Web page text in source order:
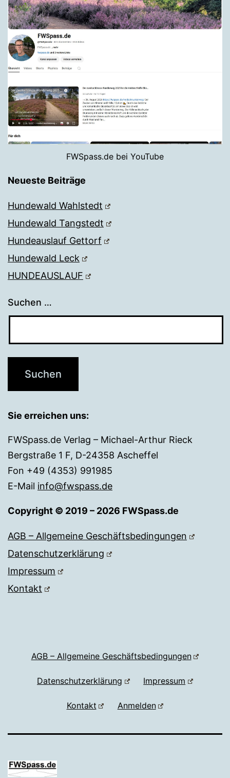
FWSpass.de bei YouTube
Neueste Beiträge
Hundewald Wahlstedt
Hundewald Tangstedt
Hundeauslauf Gettorf
Hundewald Leck
HUNDEAUSLAUF
Suchen …
Sie erreichen uns:
FWSpass.de Verlag – Michael-Arthur Rieck
Bergstraße 1 F, D-24358 Ascheffel
Fon +49 (4353) 991985
E-Mail info@fwspass.de
Copyright © 2019 – 2026 FWSpass.de
AGB – Allgemeine Geschäftsbedingungen
Datenschutzerklärung
Impressum
Kontakt
AGB – Allgemeine Geschäftsbedingungen
Datenschutzerklärung Impressum
Kontakt Anmelden